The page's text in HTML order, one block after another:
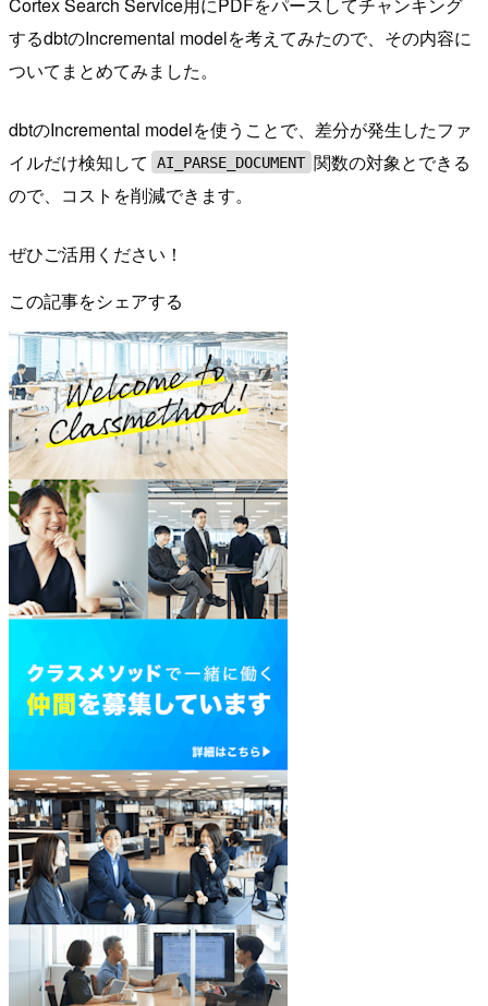
するdbtのIncremental modelを考えてみたので、その内容に
ついてまとめてみました。
dbtのIncremental modelを使うことで、差分が発生したファ
イルだけ検知して
AI_PARSE_DOCUMENT 関数の対象とできる
ので、コストを削減できます。
ぜひご活用ください！
この記事をシェアする